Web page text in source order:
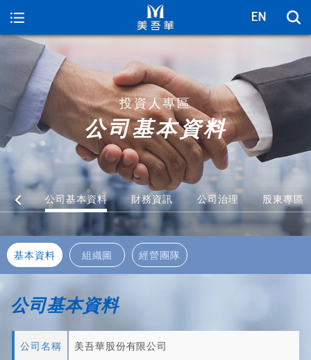
投資人專區
公司基本資料
公司基本資料 財務資訊 公司治理 股東專區
基本資料 組織圖 經營團隊
公司基本資料
公司名稱 美吾華股份有限公司